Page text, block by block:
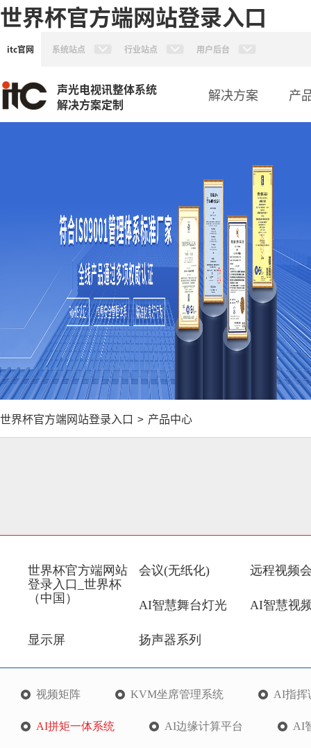
世界杯官方端网站登录入口
itc官网 系统站点 行业站点 用户后台
声光电视讯整体系统
解决方案定制
解决方案 产
世界杯官方端网站登录入口 > 产品中心
世界杯官方端网站
登录入口_世界杯
（中国）
会议(无纸化) 远程视频
AI智慧舞台灯光 AI智慧视
显示屏 扬声器系列
视频矩阵 KVM坐席管理系统 AI指挥
AI拼矩一体系统 AI边缘计算平台 AI